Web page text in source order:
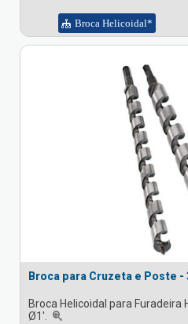
Broca Helicoidal*
Broca para Cruzeta e Poste -
Broca Helicoidal para Furadeira
Ø1'.